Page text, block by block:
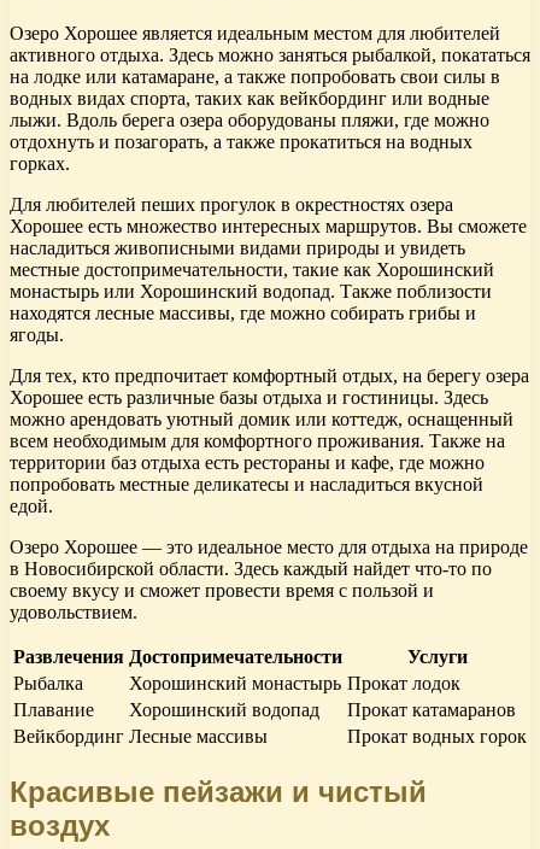
Озеро Хорошее является идеальным местом для любителей
активного отдыха. Здесь можно заняться рыбалкой, покататься
на лодке или катамаране, а также попробовать свои силы в
водных видах спорта, таких как вейкбординг или водные
лыжи. Вдоль берега озера оборудованы пляжи, где можно
отдохнуть и позагорать, а также прокатиться на водных
горках.
Для любителей пеших прогулок в окрестностях озера
Хорошее есть множество интересных маршрутов. Вы сможете
насладиться живописными видами природы и увидеть
местные достопримечательности, такие как Хорошинский
монастырь или Хорошинский водопад. Также поблизости
находятся лесные массивы, где можно собирать грибы и
ягоды.
Для тех, кто предпочитает комфортный отдых, на берегу озера
Хорошее есть различные базы отдыха и гостиницы. Здесь
можно арендовать уютный домик или коттедж, оснащенный
всем необходимым для комфортного проживания. Также на
территории баз отдыха есть рестораны и кафе, где можно
попробовать местные деликатесы и насладиться вкусной
едой.
Озеро Хорошее — это идеальное место для отдыха на природе
в Новосибирской области. Здесь каждый найдет что-то по
своему вкусу и сможет провести время с пользой и
удовольствием.
Развлечения Достопримечательности
Услуги
Рыбалка
Хорошинский монастырь Прокат лодок
Плавание
Хорошинский водопад
Прокат катамаранов
Вейкбординг Лесные массивы Прокат водных горок
Красивые пейзажи и чистый
воздух